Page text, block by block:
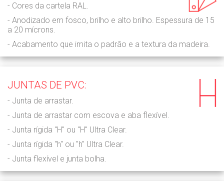
- Cores da cartela RAL.
- Anodizado em fosco, brilho e alto brilho. Espessura de 15
a 20 mícrons.
- Acabamento que imita o padrão e a textura da madeira.
JUNTAS DE PVC:
- Junta de arrastar.
- Junta de arrastar com escova e aba flexível.
- Junta rígida "H" ou "H" Ultra Clear.
- Junta rígida "h" ou "h" Ultra Clear.
- Junta flexível e junta bolha.